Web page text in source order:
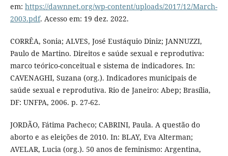
em: https://dawnnet.org/wp-content/uploads/2017/12/March-
2003.pdf. Acesso em: 19 dez. 2022.
CORRÊA, Sonia; ALVES, José Eustáquio Diniz; JANNUZZI,
Paulo de Martino. Direitos e saúde sexual e reprodutiva:
marco teórico-conceitual e sistema de indicadores. In:
CAVENAGHI, Suzana (org.). Indicadores municipais de
saúde sexual e reprodutiva. Rio de Janeiro: Abep; Brasília,
DF: UNFPA, 2006. p. 27-62.
JORDÃO, Fátima Pacheco; CABRINI, Paula. A questão do
aborto e as eleições de 2010. In: BLAY, Eva Alterman;
AVELAR, Lucia (org.). 50 anos de feminismo: Argentina,